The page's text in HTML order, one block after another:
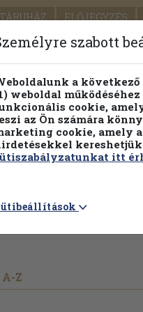
ELŐJEGYZÉS
PILLANATNYI ÁRAINK
I-
Z
szabott
a
weboldal
cookie,
az Ön számára
cookie, amely
kereshetjük
itt